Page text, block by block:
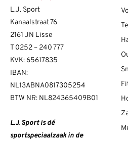
L.J. Sport
Kanaalstraat 76
2161 JN Lisse
T 0252 – 240 777
KVK: 65617835
IBAN:
NL13ABNA0817305254
BTW NR: NL824365409B01
L.J. Sport is dé
sportspeciaalzaak in de